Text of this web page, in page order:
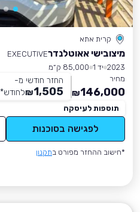
קרית אתא
מיצובישי אאוטלנדרEXECUTIVE
2023 יד 1
85,000 ק״מ
מחיר
146,000
₪
החזר חודשי מ-
1,505
₪לחודש*
תוספות לעיסקה
לפגישה בסוכנות
*חישוב ההחזר מפורט בתקנון